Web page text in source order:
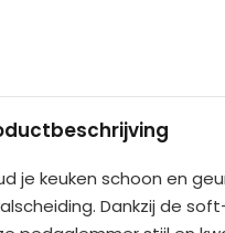
je keuken schoon en
Dankzij de